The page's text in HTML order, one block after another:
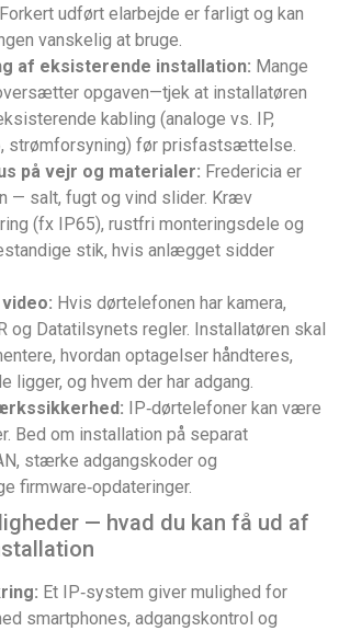
udført elarbejde er farligt og kan
vanskelig at bruge.
af eksisterende installation: Mange
opgaven—tjek at installatøren
kabling (analoge vs. IP,
strømforsyning) før prisfastsættelse.
på vejr og materialer: Fredericia er
— salt, fugt og vind slider. Kræv
(fx IP65), rustfri monteringsdele og
stik, hvis anlægget sidder
Hvis dørtelefonen har kamera,
og Datatilsynets regler. Installatøren skal
hvordan optagelser håndteres,
ligger, og hvem der har adgang.
IP‑dørtelefoner kan være
Bed om installation på separat
stærke adgangskoder og
firmware‑opdateringer.
— hvad du kan få ud af
Et IP‑system giver mulighed for
smartphones, adgangskontrol og